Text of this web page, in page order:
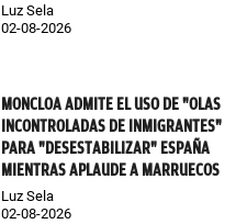
Luz Sela
02-08-2026
MONCLOA ADMITE EL USO DE "OLAS
INCONTROLADAS DE INMIGRANTES"
PARA "DESESTABILIZAR" ESPAÑA
MIENTRAS APLAUDE A MARRUECOS
Luz Sela
02-08-2026